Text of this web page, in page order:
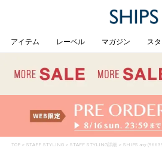
アイテム レーベル マガジン ス
TOP> STAFF STYLING> STAFF STYLING詳細 > SHIPS any